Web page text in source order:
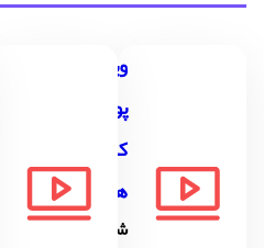
ویدیو
کاروفناوری
هشتم
شهروند